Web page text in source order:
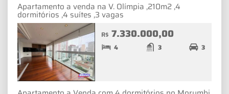
Apartamento a venda na V. Olímpia ,210m2 ,4
dormitórios ,4 suítes ,3 vagas
R$ 7.330.000,00
4 3 3